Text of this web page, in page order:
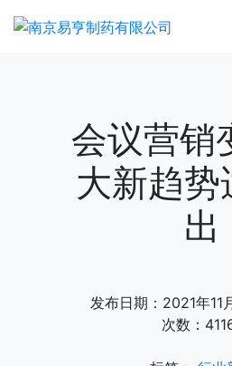
会议营销
大新趋势
出
发布日期：2021年
次数：